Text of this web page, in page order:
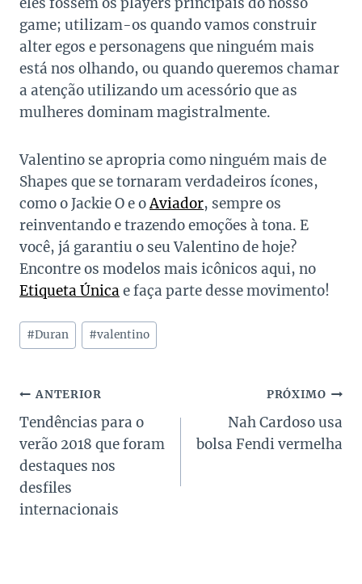
game; utilizam-os quando vamos construir
alter egos e personagens que ninguém mais
está nos olhando, ou quando queremos chamar
a atenção utilizando um acessório que as
mulheres dominam magistralmente.
Valentino se apropria como ninguém mais de
Shapes que se tornaram verdadeiros ícones,
como o Jackie O e oAviador, sempre os
reinventando e trazendo emoções à tona. E
você, já garantiu o seu Valentino de hoje?
Encontre os modelos mais icônicos aqui, no
Etiqueta Única e faça parte desse movimento!
Tags
do
#Duran #valentino
Navegação
de
Post
ANTERIOR
Tendências para o
verão 2018 que foram
destaques nos
desfiles
internacionais
PRÓXIMO
Nah Cardoso usa
bolsa Fendi vermelha